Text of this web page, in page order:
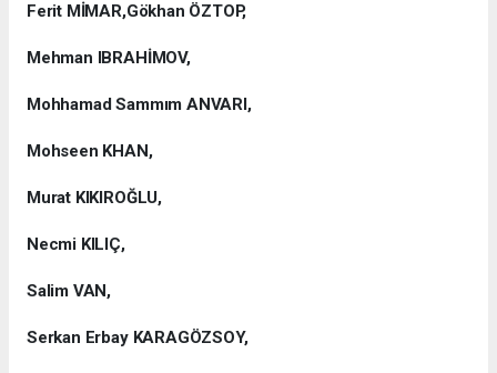
Ferit MİMAR,Gökhan ÖZTOP,
Mehman IBRAHİMOV,
Mohhamad Sammım ANVARI,
Mohseen KHAN,
Murat KIKIROĞLU,
Necmi KILIÇ,
Salim VAN,
Serkan Erbay KARAGÖZSOY,